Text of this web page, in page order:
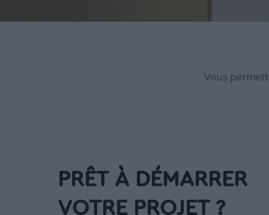
Vous
PRÊT À DÉMARRER
VOTRE PROJET ?